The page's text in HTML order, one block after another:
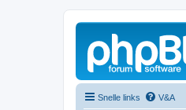
Snelle links V&A